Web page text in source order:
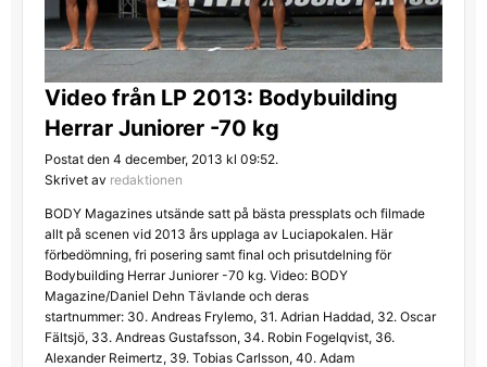
Video från LP 2013: Bodybuilding
Herrar Juniorer -70 kg
Postat den 4 december, 2013 kl 09:52.
Skrivet av redaktionen
BODY Magazines utsände satt på bästa pressplats och filmade
allt på scenen vid 2013 års upplaga av Luciapokalen. Här
förbedömning, fri posering samt final och prisutdelning för
Bodybuilding Herrar Juniorer -70 kg. Video: BODY
Magazine/Daniel Dehn Tävlande och deras
startnummer: 30. Andreas Frylemo, 31. Adrian Haddad, 32. Oscar
Fältsjö, 33. Andreas Gustafsson, 34. Robin Fogelqvist, 36.
Alexander Reimertz, 39. Tobias Carlsson, 40. Adam